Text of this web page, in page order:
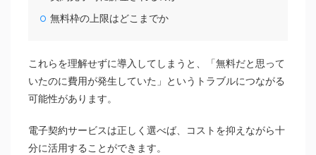
無料枠の上限はどこまでか
これらを理解せずに導入してしまうと、「無料だと思って
いたのに費用が発生していた」というトラブルにつながる
可能性があります。
電子契約サービスは正しく選べば、コストを抑えながら十
分に活用することができます。